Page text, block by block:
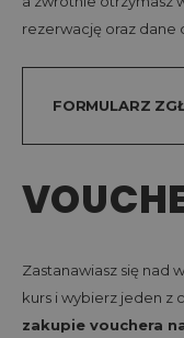
rezerwację oraz dane
FORMULARZ
Zastanawiasz się nad
kurs i wybierz jeden z
zakupie vouchera